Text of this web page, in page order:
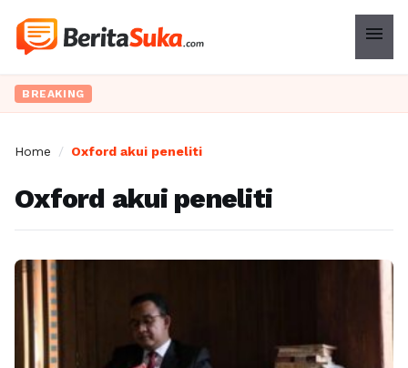
menu
BREAKING
Home / Oxford akui peneliti
Oxford akui peneliti